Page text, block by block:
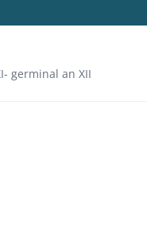
germinal an XII